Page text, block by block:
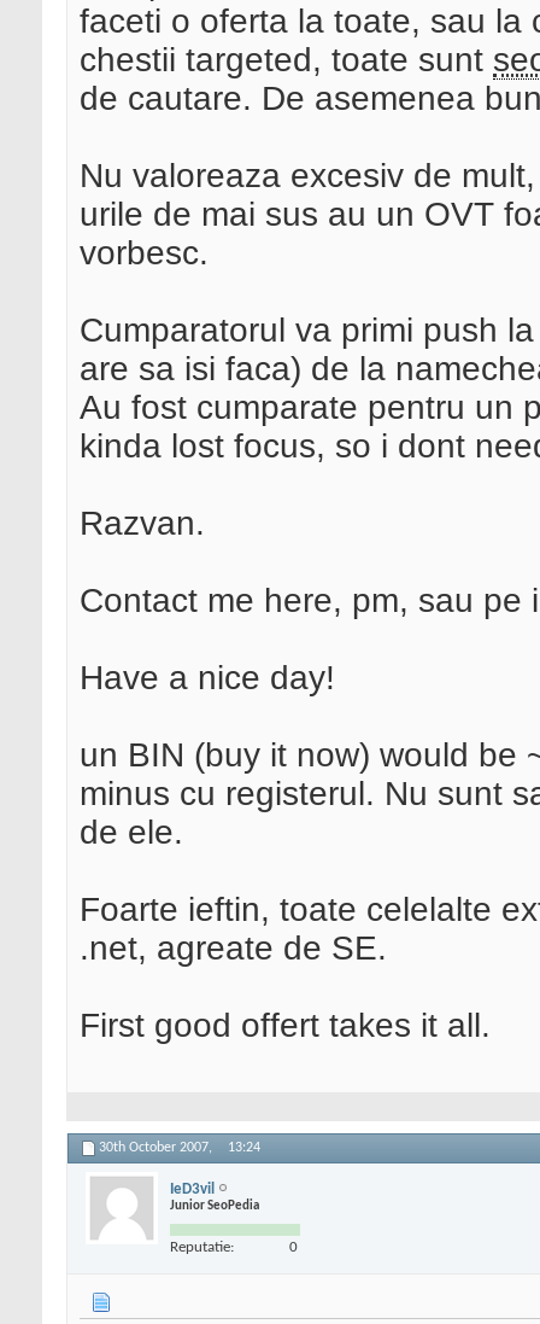
faceti o oferta la toate, sau la
chestii targeted, toate sunt
de cautare. De asemenea
Nu valoreaza excesiv de
urile de mai sus au un OVT
vorbesc.
Cumparatorul va primi push
are sa isi faca) de la
Au fost cumparate pentru un
kinda lost focus, so i dont
Razvan.
Contact me here, pm, sau pe
Have a nice day!
un BIN (buy it now) would be
minus cu registerul. Nu sunt
de ele.
Foarte ieftin, toate celelalte
.net, agreate de SE.
First good offert takes it all.
30th October 2007, 13:24
IeD3vil
Junior SeoPedia
Reputatie: 0